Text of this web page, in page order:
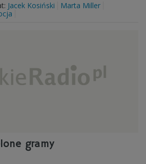
Jacek Kosiński
Marta Miller
gramy